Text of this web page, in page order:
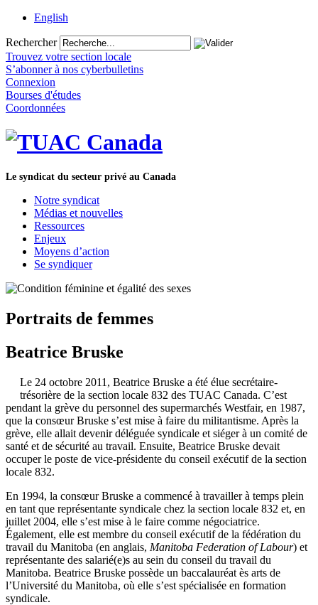
English
Rechercher
Trouvez votre section locale
S’abonner à nos cyberbulletins
Connexion
Bourses d'études
Coordonnées
Le syndicat du secteur privé au Canada
Notre syndicat
Médias et nouvelles
Ressources
Enjeux
Moyens d’action
Se syndiquer
Portraits de femmes
Beatrice Bruske
Le 24 octobre 2011, Beatrice Bruske a été élue secrétaire-
trésorière de la section locale 832 des TUAC Canada. C’est
pendant la grève du personnel des supermarchés Westfair, en 1987,
que la consœur Bruske s’est mise à faire du militantisme. Après la
grève, elle allait devenir déléguée syndicale et siéger à un comité de
santé et de sécurité au travail. Ensuite, Beatrice Bruske devait
occuper le poste de vice-présidente du conseil exécutif de la section
locale 832.
En 1994, la consœur Bruske a commencé à travailler à temps plein
en tant que représentante syndicale chez la section locale 832 et, en
juillet 2004, elle s’est mise à le faire comme négociatrice.
Également, elle est membre du conseil exécutif de la fédération du
travail du Manitoba (en anglais, Manitoba Federation of Labour) et
représentante des salarié(e)s au sein du conseil du travail du
Manitoba. Beatrice Bruske possède un baccalauréat ès arts de
l’Université du Manitoba, où elle s’est spécialisée en formation
syndicale.